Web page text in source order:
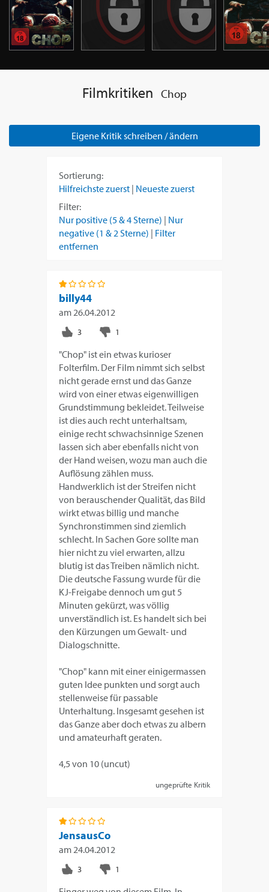
Filmkritiken Chop
Eigene Kritik schreiben / ändern
Sortierung:
Hilfreichste zuerst | Neueste zuerst
Filter:
Nur positive (5 & 4 Sterne) | Nur
negative (1 & 2 Sterne) | Filter
entfernen
billy44
am 26.04.2012
"Chop" ist ein etwas kurioser
Folterfilm. Der Film nimmt sich selbst
nicht gerade ernst und das Ganze
wird von einer etwas eigenwilligen
Grundstimmung bekleidet. Teilweise
ist dies auch recht unterhaltsam,
einige recht schwachsinnige Szenen
lassen sich aber ebenfalls nicht von
der Hand weisen, wozu man auch die
Auflösung zählen muss.
Handwerklich ist der Streifen nicht
von berauschender Qualität, das Bild
wirkt etwas billig und manche
Synchronstimmen sind ziemlich
schlecht. In Sachen Gore sollte man
hier nicht zu viel erwarten, allzu
blutig ist das Treiben nämlich nicht.
Die deutsche Fassung wurde für die
KJ-Freigabe dennoch um gut 5
Minuten gekürzt, was völlig
unverständlich ist. Es handelt sich bei
den Kürzungen um Gewalt- und
Dialogschnitte.
"Chop" kann mit einer einigermassen
guten Idee punkten und sorgt auch
stellenweise für passable
Unterhaltung. Insgesamt gesehen ist
das Ganze aber doch etwas zu albern
und amateurhaft geraten.
4,5 von 10 (uncut)
ungeprüfte Kritik
JensausCo
am 24.04.2012